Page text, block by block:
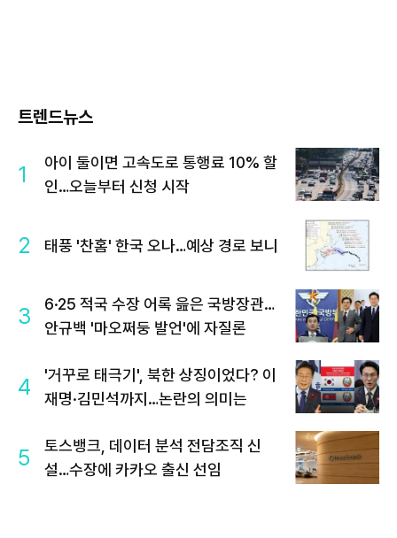
트렌드뉴스
1
아이 둘이면 고속도로 통행료 10% 할
인…오늘부터 신청 시작
2 태풍 '찬홈' 한국 오나…예상 경로 보니
3
6·25 적국 수장 어록 읊은 국방장관…
안규백 '마오쩌둥 발언'에 자질론
4
'거꾸로 태극기', 북한 상징이었다? 이
재명·김민석까지…논란의 의미는
5
토스뱅크, 데이터 분석 전담조직 신
설…수장에 카카오 출신 선임